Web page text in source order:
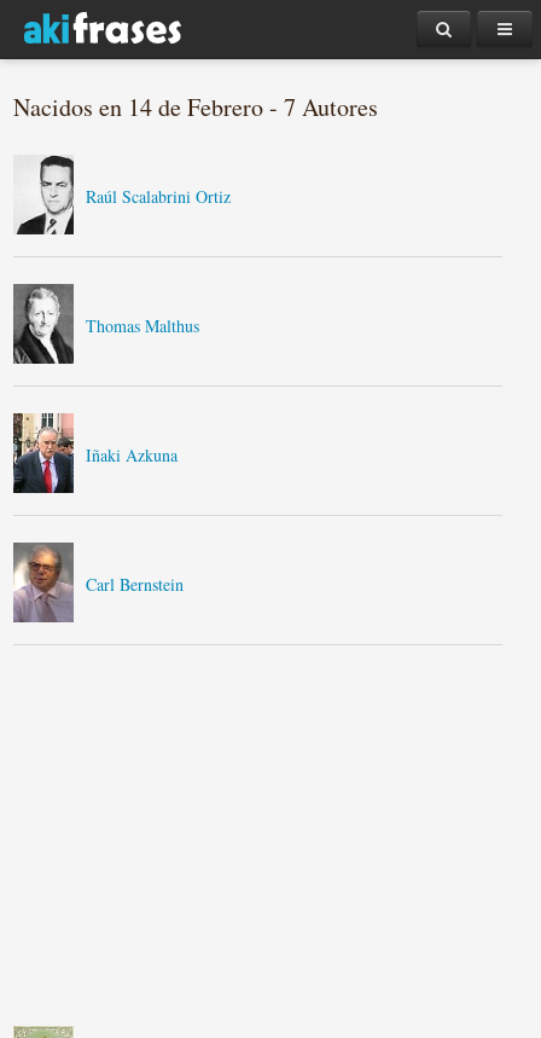
Nacidos en 14 de Febrero - 7 Autores
Raúl Scalabrini Ortiz
Thomas Malthus
Iñaki Azkuna
Carl Bernstein